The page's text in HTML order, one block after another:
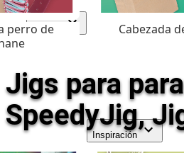
Surtido
perro de
Cabezada
Inspiración
Jigs para
SpeedyJig,